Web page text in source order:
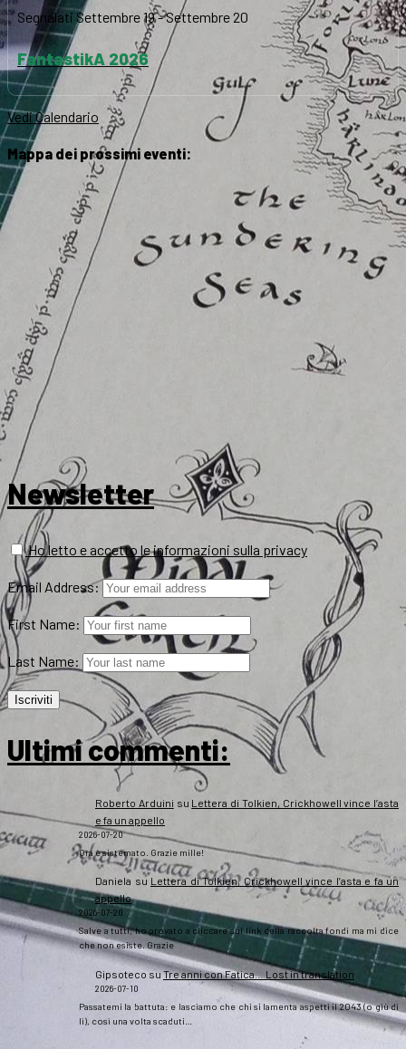
Segnalati Settembre 19-Settembre 20
FantastikA 2026
Vedi Calendario
Mappa dei prossimi eventi:
Newsletter
Ho letto e accetto le informazioni sulla privacy
Email Address:
First Name:
Last Name:
Ultimi commenti:
Roberto Arduini su Lettera di Tolkien, Crickhowell vince l’asta
e fa un appello
2026-07-20
Ora è sistemato. Grazie mille!
Daniela su Lettera di Tolkien, Crickhowell vince l’asta e fa un
appello
2026-07-20
Salve a tutti, ho provato a cliccare sul link della raccolta fondi ma mi dice
che non esiste. Grazie
Gipsoteco suTre anni con Fatica… Lost in translation
2026-07-10
Passatemi la battuta: e lasciamo che chi si lamenta aspetti il 2043 (o giù di
lì), così una volta scaduti…